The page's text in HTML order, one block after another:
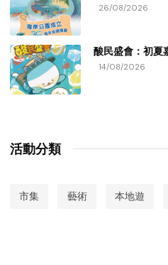
26/08/2026
酸民盛會：初夏
14/08/2026
活動分類
市集 藝術 本地遊